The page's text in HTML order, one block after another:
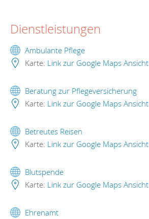
Dienstleistungen
Ambulante Pflege
Karte: Link zur Google Maps Ansicht
Beratung zur Pflegeversicherung
Karte: Link zur Google Maps Ansicht
Betreutes Reisen
Karte: Link zur Google Maps Ansicht
Blutspende
Karte: Link zur Google Maps Ansicht
Ehrenamt